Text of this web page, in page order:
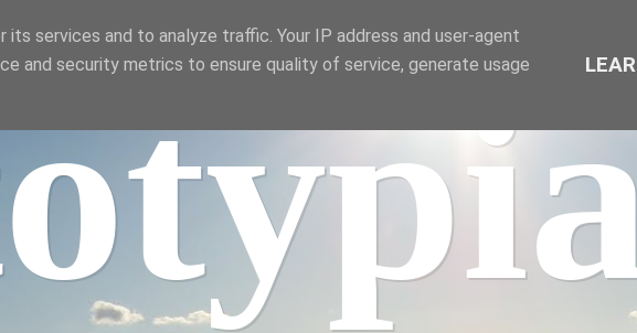
services and to analyze traffic. Your IP address and user-agent
and security metrics to ensure quality of service, generate usage